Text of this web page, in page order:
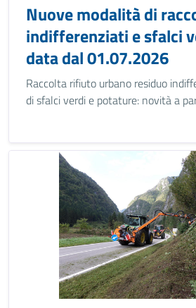
Nuove modalità di
indifferenziati e sfalci
data dal 01.07.2026
Raccolta rifiuto urbano residuo
di sfalci verdi e potature: novità a